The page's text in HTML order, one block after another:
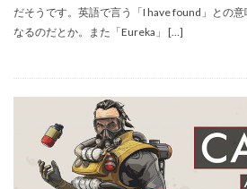
だそうです。英語で言う「I have found」との
なるのだとか。また「Eureka」 […]